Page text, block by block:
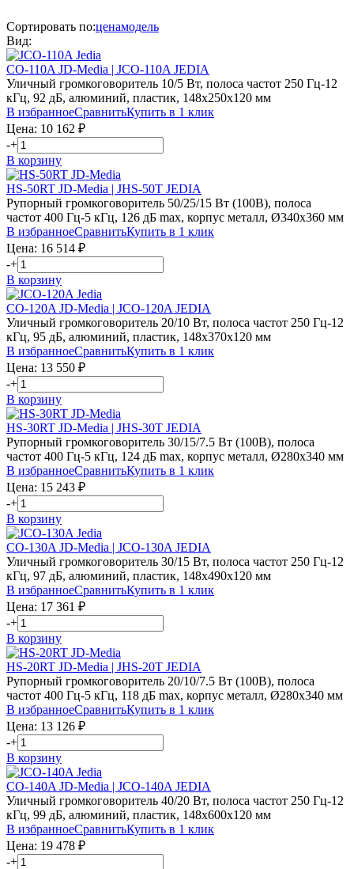
Сортировать по:ценамодель
Вид:
CO-110A JD-Media | JCO-110A JEDIA
Уличный громкоговоритель 10/5 Вт, полоса частот 250 Гц-12
кГц, 92 дБ, алюминий, пластик, 148х250х120 мм
В избранноеСравнитьКупить в 1 клик
Цена: 10 162 ₽
-+
В корзину
HS-50RT JD-Media | JHS-50T JEDIA
Рупорный громкоговоритель 50/25/15 Вт (100В), полоса
частот 400 Гц-5 кГц, 126 дБ max, корпус металл, Ø340х360 мм
В избранноеСравнитьКупить в 1 клик
Цена: 16 514 ₽
-+
В корзину
CO-120A JD-Media | JCO-120A JEDIA
Уличный громкоговоритель 20/10 Вт, полоса частот 250 Гц-12
кГц, 95 дБ, алюминий, пластик, 148х370х120 мм
В избранноеСравнитьКупить в 1 клик
Цена: 13 550 ₽
-+
В корзину
HS-30RT JD-Media | JHS-30T JEDIA
Рупорный громкоговоритель 30/15/7.5 Вт (100В), полоса
частот 400 Гц-5 кГц, 124 дБ max, корпус металл, Ø280х340 мм
В избранноеСравнитьКупить в 1 клик
Цена: 15 243 ₽
-+
В корзину
CO-130A JD-Media | JCO-130A JEDIA
Уличный громкоговоритель 30/15 Вт, полоса частот 250 Гц-12
кГц, 97 дБ, алюминий, пластик, 148х490х120 мм
В избранноеСравнитьКупить в 1 клик
Цена: 17 361 ₽
-+
В корзину
HS-20RT JD-Media | JHS-20T JEDIA
Рупорный громкоговоритель 20/10/7.5 Вт (100В), полоса
частот 400 Гц-5 кГц, 118 дБ max, корпус металл, Ø280х340 мм
В избранноеСравнитьКупить в 1 клик
Цена: 13 126 ₽
-+
В корзину
CO-140A JD-Media | JCO-140A JEDIA
Уличный громкоговоритель 40/20 Вт, полоса частот 250 Гц-12
кГц, 99 дБ, алюминий, пластик, 148х600х120 мм
В избранноеСравнитьКупить в 1 клик
Цена: 19 478 ₽
-+